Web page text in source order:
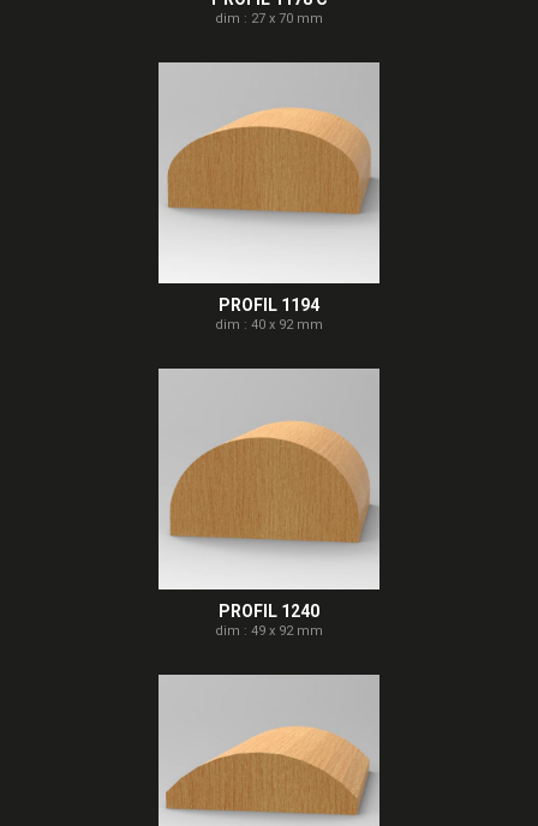
dim : 27 x 70 mm
PROFIL 1194
dim : 40 x 92 mm
PROFIL 1240
dim : 49 x 92 mm